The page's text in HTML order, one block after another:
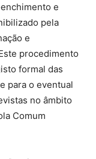
e
pela
e
procedimento
formal das
para o eventual
no âmbito
Comum